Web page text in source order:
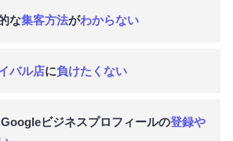
な集客方法がわからない
バル店に負けたくない
ビジネスプロフィールの登録や